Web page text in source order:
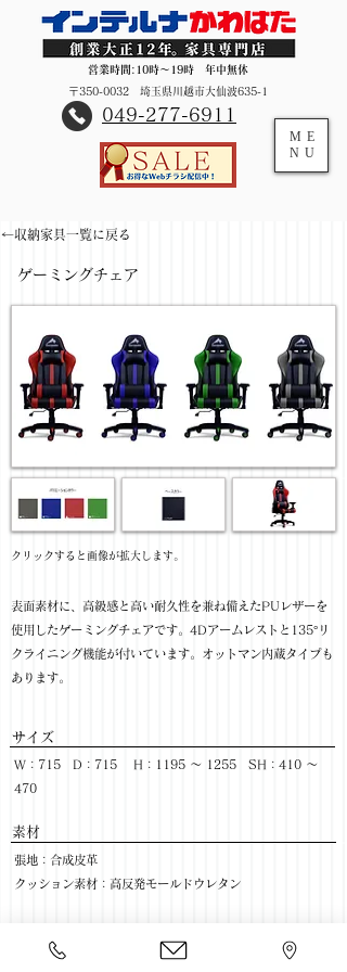
営業時間:10時～19時 年中無休
〒350-0032 埼玉県川越市大仙波635-1
​049-277-6911
ME
NU
←収納家具一覧に戻る
ゲーミングチェア
​クリックすると画像が拡大します。
表面素材に、高級感と高い耐久性を兼ね備えたPUレザーを
使用したゲーミングチェアです。4Dアームレストと135°リ
クライニング機能が付いています。オットマン内蔵タイプも
あります。
サイズ
W：715 D：715 H：1195 ～ 1255 SH：410 ～
470
​素材
張地：合成皮革
クッション素材：高反発モールドウレタン